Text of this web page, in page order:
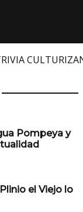
Pompeya y
el Viejo lo